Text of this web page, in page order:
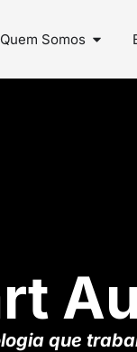
Quem Somos
que